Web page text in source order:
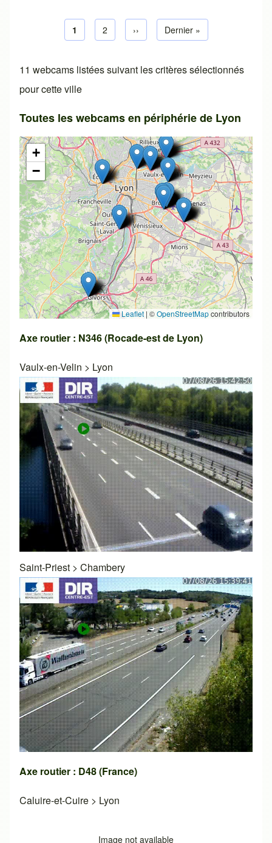
Pagination
Page courante
1 Page default
2 Next page
›› Dernière page
Dernier »
11 webcams listées suivant les critères sélectionnés
pour cette ville
Toutes les webcams en périphérie de Lyon
+
−
Leaflet | ©OpenStreetMapcontributors
Axe routier : N346 (Rocade-est de Lyon)
Vaulx-en-Velin > Lyon
Saint-Priest > Chambery
Axe routier : D48 (France)
Caluire-et-Cuire > Lyon
Image not available